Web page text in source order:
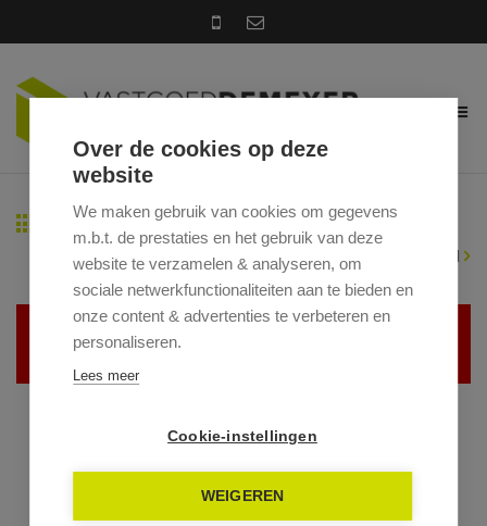
Terug naar overzicht
Vorig pand|Volgend pand
Helaas, dit pand is verhuurd
Over de cookies op deze
website
We maken gebruik van cookies om gegevens
m.b.t. de prestaties en het gebruik van deze
website te verzamelen & analyseren, om
sociale netwerkfunctionaliteiten aan te bieden en
onze content & advertenties te verbeteren en
personaliseren.
Lees meer
Cookie-instellingen
WEIGEREN